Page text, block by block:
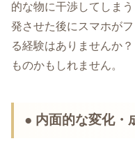
的な物に干渉してしま
発させた後にスマホが
る経験はありませんか
ものかもしれません。
● 内面的な変化・